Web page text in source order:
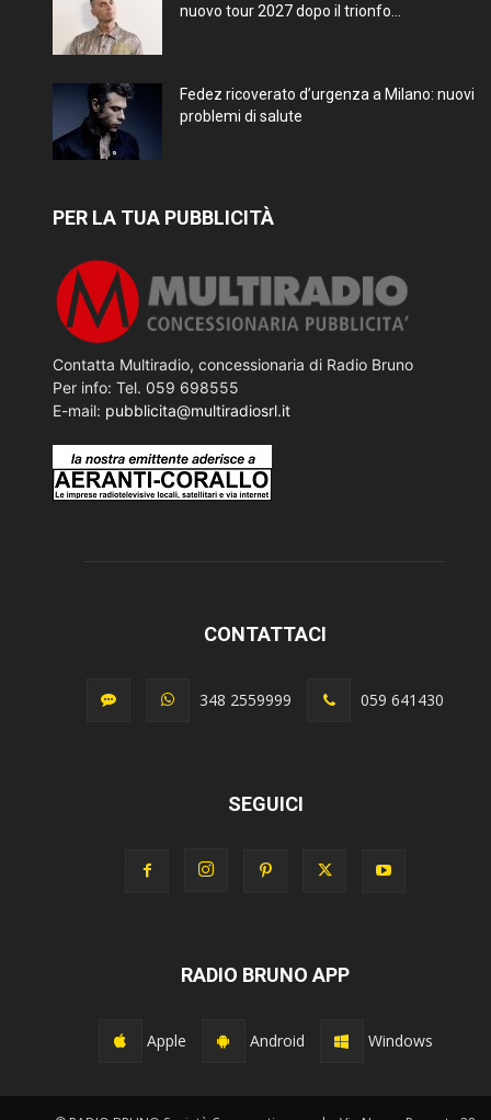
nuovo tour 2027 dopo il trionfo...
Fedez ricoverato d’urgenza a Milano: nuovi
problemi di salute
PER LA TUA PUBBLICITÀ
Contatta Multiradio, concessionaria di Radio Bruno
Per info: Tel. 059 698555
E-mail: pubblicita@multiradiosrl.it
CONTATTACI
348 2559999 059 641430
SEGUICI
RADIO BRUNO APP
Apple Android Windows